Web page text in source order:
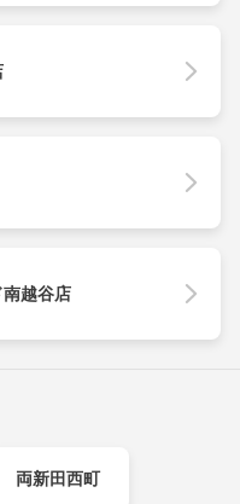
越谷店
両新田西町